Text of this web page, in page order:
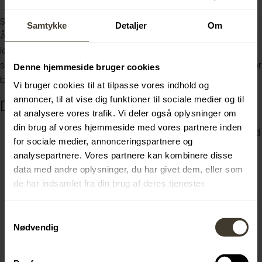
Samtykke Detaljer Om
Denne hjemmeside bruger cookies
Vi bruger cookies til at tilpasse vores indhold og
annoncer, til at vise dig funktioner til sociale medier og til
at analysere vores trafik. Vi deler også oplysninger om
din brug af vores hjemmeside med vores partnere inden
for sociale medier, annonceringspartnere og
analysepartnere. Vores partnere kan kombinere disse
data med andre oplysninger, du har givet dem, eller som
de har indsamlet fra din brug af deres tjenester.
Nødvendig
Selve speditøruddannelsen finder sted på vores kontor i
Århus og er et 2-årigt forløb inden for spedition og
logistisk. Uddannelsen veksler mellem teori på et
skoleforløb og praktik i virksomheden. Vi garanterer derfor
både faglig og professionel udvikling.
Din baggrund
Du har gennemført en HHX, STX, HTX, HF eller EUX med
et godt resultat. (Har du en STX, HTX eller HF, skal du
tage fem ugers supplerende EUS-kursus.)
Du har kørekort til bil (kategori B)
Du behersker engelsk tale og skrift på højt niveau.
har givet dig en handels- og forretningsmæssig
forståelse. Dette er dog ikke et krav.